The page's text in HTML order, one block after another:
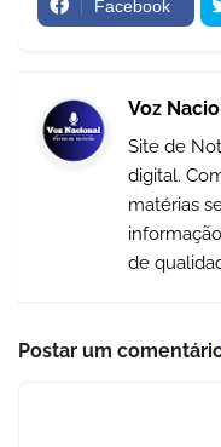
Facebook
Voz
Site de
digital.
matérias
de
Postar um